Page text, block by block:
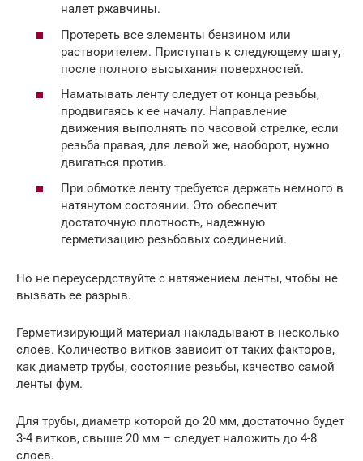
налет ржавчины.
Протереть все элементы бензином или
растворителем. Приступать к следующему шагу,
после полного высыхания поверхностей.
Наматывать ленту следует от конца резьбы,
продвигаясь к ее началу. Направление
движения выполнять по часовой стрелке, если
резьба правая, для левой же, наоборот, нужно
двигаться против.
При обмотке ленту требуется держать немного в
натянутом состоянии. Это обеспечит
достаточную плотность, надежную
герметизацию резьбовых соединений.
Но не переусердствуйте с натяжением ленты, чтобы не
вызвать ее разрыв.
Герметизирующий материал накладывают в несколько
слоев. Количество витков зависит от таких факторов,
как диаметр трубы, состояние резьбы, качество самой
ленты фум.
Для трубы, диаметр которой до 20 мм, достаточно будет
3-4 витков, свыше 20 мм – следует наложить до 4-8
слоев.